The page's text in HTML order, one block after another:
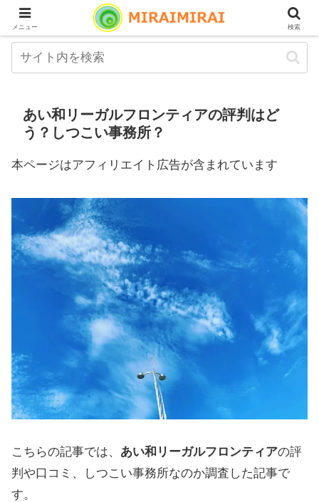
あい和リーガルフロンティアの評判はど
う？しつこい事務所？
本ページはアフィリエイト広告が含まれています
こちらの記事では、 あい和リーガルフロンティアの評
判や口コミ、しつこい事務所なのか調査した記事で
す。
メニュー 検索